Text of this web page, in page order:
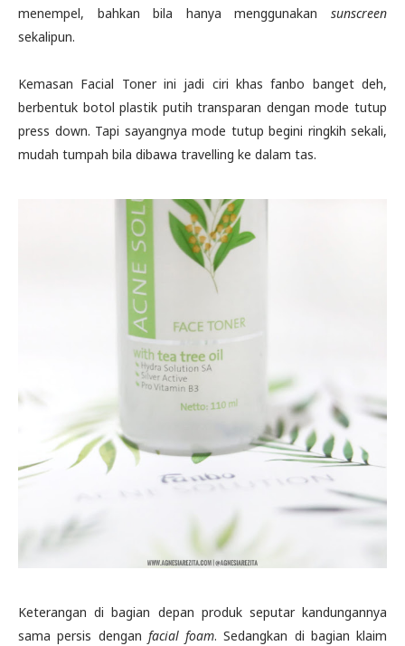
menempel, bahkan bila hanya menggunakan sunscreen
sekalipun.
Kemasan Facial Toner ini jadi ciri khas fanbo banget deh,
berbentuk botol plastik putih transparan dengan mode tutup
press down. Tapi sayangnya mode tutup begini ringkih sekali,
mudah tumpah bila dibawa travelling ke dalam tas.
Keterangan di bagian depan produk seputar kandungannya
sama persis dengan facial foam. Sedangkan di bagian klaim